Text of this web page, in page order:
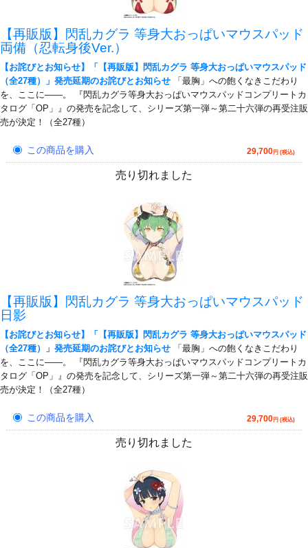
【再販版】閃乱カグラ 等身大おっぱいマウスパッド
両備（忍転身後Ver.）
【お詫びとお知らせ】「【再販版】閃乱カグラ 等身大おっぱいマウスパッド
（全27種）」発売延期のお詫びとお知らせ 「最胸」への飽くなきこだわり
を、ここに――。 『閃乱カグラ等身大おっぱいマウスパッドコンプリートカ
タログ「OP」』の発売を記念して、シリーズ第一弾～第二十六弾の再受注販
売が決定！（全27種）
この商品を購入 29,700円 (税込)
売り切れました
【再販版】閃乱カグラ 等身大おっぱいマウスパッド
日影
【お詫びとお知らせ】「【再販版】閃乱カグラ 等身大おっぱいマウスパッド
（全27種）」発売延期のお詫びとお知らせ 「最胸」への飽くなきこだわり
を、ここに――。 『閃乱カグラ等身大おっぱいマウスパッドコンプリートカ
タログ「OP」』の発売を記念して、シリーズ第一弾～第二十六弾の再受注販
売が決定！（全27種）
この商品を購入 29,700円 (税込)
売り切れました